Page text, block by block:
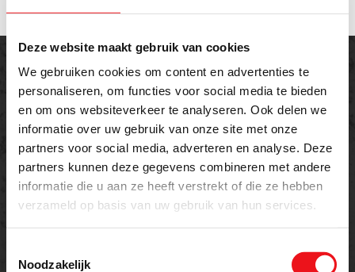
Deze website maakt gebruik van cookies
We gebruiken cookies om content en advertenties te
personaliseren, om functies voor social media te bieden
en om ons websiteverkeer te analyseren. Ook delen we
informatie over uw gebruik van onze site met onze
partners voor social media, adverteren en analyse. Deze
partners kunnen deze gegevens combineren met andere
informatie die u aan ze heeft verstrekt of die ze hebben
verzameld op basis van uw gebruik van hun services.
Noodzakelijk
Offerte aanvragen
Meer weten over dit product of een offerte
aanvragen?